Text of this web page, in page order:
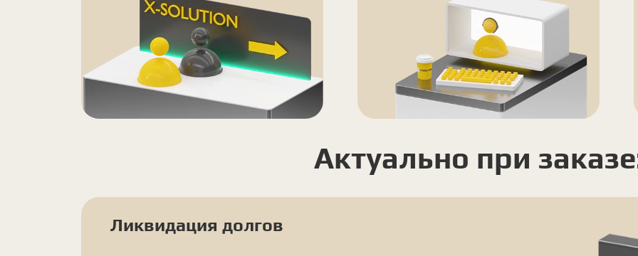
Актуально при
Ликвидация долгов